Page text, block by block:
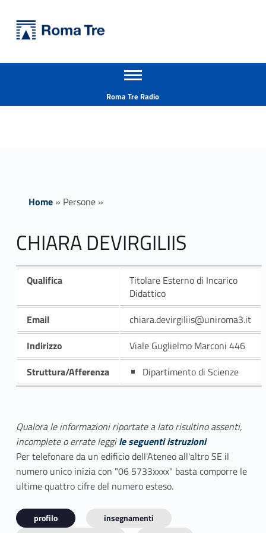
CHIARA DEVIRGILIIS - Università Roma Tre
Apri il menu secondario
Roma Tre Radio
Home» Persone»
CHIARA DEVIRGILIIS
Qualifica
Titolare Esterno di Incarico
Didattico
Email
chiara.devirgiliis@uniroma3.it
Indirizzo
Viale Guglielmo Marconi 446
Struttura/Afferenza
Dipartimento di Scienze
Qualora le informazioni riportate a lato risultino assenti,
incomplete o errate leggile seguenti istruzioni
Per telefonare da un edificio dell'Ateneo all'altro SE il
numero unico inizia con "06 5733xxxx" basta comporre le
ultime quattro cifre del numero esteso.
profilo
insegnamenti